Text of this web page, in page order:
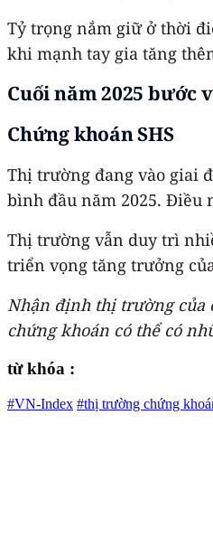
Tỷ trọng nắm giữ ở thời
khi mạnh tay gia tăng
Cuối năm 2025 bước
Chứng khoán SHS
Thị trường đang vào giai
bình đầu năm 2025. Điều
Thị trường vẫn duy trì
triển vọng tăng trưởng
Nhận định thị trường của
chứng khoán có thể có
từ khóa :
#VN-Index #thị trường chứng